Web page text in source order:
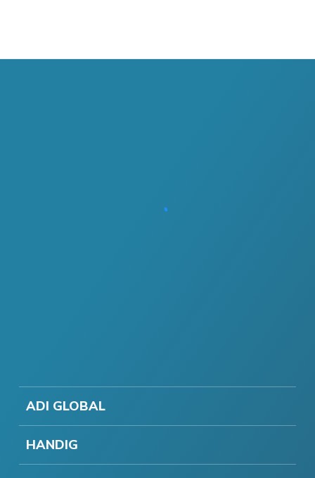
ADI GLOBAL
HANDIG